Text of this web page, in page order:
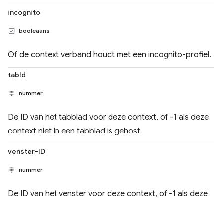
incognito
booleaans
Of de context verband houdt met een incognito-profiel.
tabId
nummer
De ID van het tabblad voor deze context, of -1 als deze
context niet in een tabblad is gehost.
venster-ID
nummer
De ID van het venster voor deze context, of -1 als deze